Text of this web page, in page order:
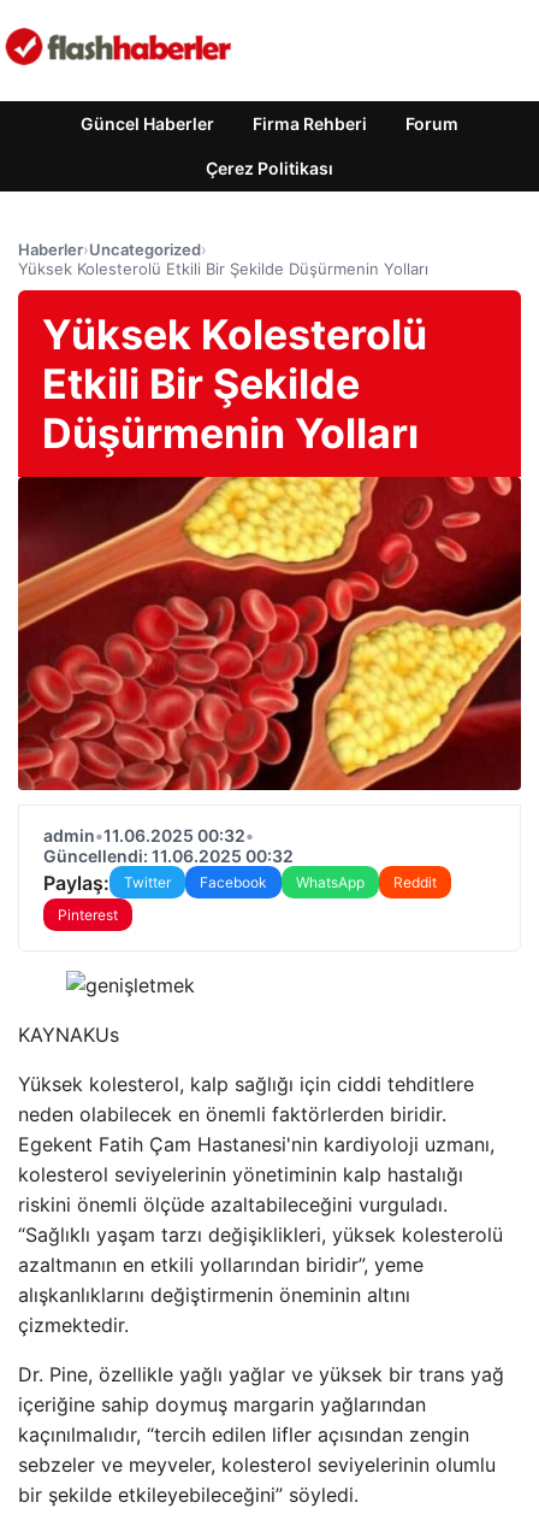
Güncel Haberler Firma Rehberi Forum
Çerez Politikası
Haberler›Uncategorized›
Yüksek Kolesterolü Etkili Bir Şekilde Düşürmenin Yolları
Yüksek Kolesterolü
Etkili Bir Şekilde
Düşürmenin Yolları
admin•11.06.2025 00:32•
Güncellendi: 11.06.2025 00:32
Paylaş: Twitter Facebook WhatsApp
Reddit
Pinterest
KAYNAKUs
Yüksek kolesterol, kalp sağlığı için ciddi tehditlere
neden olabilecek en önemli faktörlerden biridir.
Egekent Fatih Çam Hastanesi'nin kardiyoloji uzmanı,
kolesterol seviyelerinin yönetiminin kalp hastalığı
riskini önemli ölçüde azaltabileceğini vurguladı.
“Sağlıklı yaşam tarzı değişiklikleri, yüksek kolesterolü
azaltmanın en etkili yollarından biridir”, yeme
alışkanlıklarını değiştirmenin öneminin altını
çizmektedir.
Dr. Pine, özellikle yağlı yağlar ve yüksek bir trans yağ
içeriğine sahip doymuş margarin yağlarından
kaçınılmalıdır, “tercih edilen lifler açısından zengin
sebzeler ve meyveler, kolesterol seviyelerinin olumlu
bir şekilde etkileyebileceğini” söyledi.